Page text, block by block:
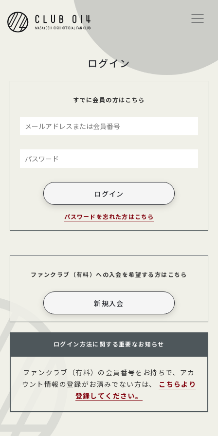
ログイン
すでに会員の方はこちら
パスワードを忘れた方はこちら
ファンクラブ（有料）への入会を希望する方はこちら
ログイン方法に関する重要なお知らせ
ファンクラブ（有料）の会員番号をお持ちで、アカ
ウント情報の登録がお済みでない方は、 こちらより
登録してください。